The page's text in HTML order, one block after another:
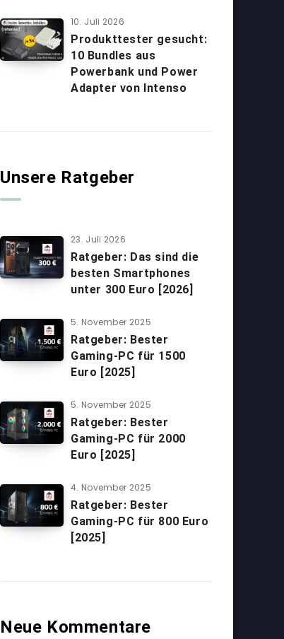
10. Juli 2026
Produkttester gesucht:
10 Bundles aus
Powerbank und Power
Adapter von Intenso
Unsere Ratgeber
23. Juli 2026
Ratgeber: Das sind die
besten Smartphones
unter 300 Euro [2026]
5. November 2025
Ratgeber: Bester
Gaming-PC für 1500
Euro [2025]
5. November 2025
Ratgeber: Bester
Gaming-PC für 2000
Euro [2025]
4. November 2025
Ratgeber: Bester
Gaming-PC für 800 Euro
[2025]
Neue Kommentare